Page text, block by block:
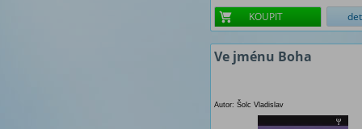
KOUPIT
Ve jménu Boha
Autor: Šolc Vladislav